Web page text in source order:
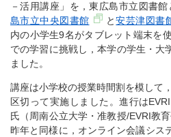
－活用講座」を，東広島市立図書館
島市立中央図書館
と安芸津図書
内の小学生9名がタブレット端末を
での学習に挑戦し，本学の学生・大
ました。
講座は小学校の授業時間割を模して
区切って実施しました。進行は
氏（周南公立大学・准教授/EVRI教
昨年と同様に，オンライン会議シス